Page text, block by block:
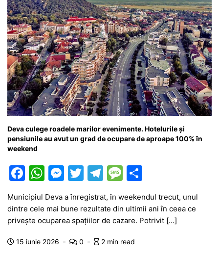
Deva culege roadele marilor evenimente. Hotelurile și
pensiunile au avut un grad de ocupare de aproape 100% în
weekend
F
a
c
e
b
W
at
s
A
M
e
s
s
e
T
w
itt
er
T
el
e
gr
a
M
s
s
a
ta
je
Municipiul Deva a înregistrat, în weekendul trecut, unul
dintre cele mai bune rezultate din ultimii ani în ceea ce
privește ocuparea spațiilor de cazare. Potrivit […]
15 iunie 2026 0 2 min read